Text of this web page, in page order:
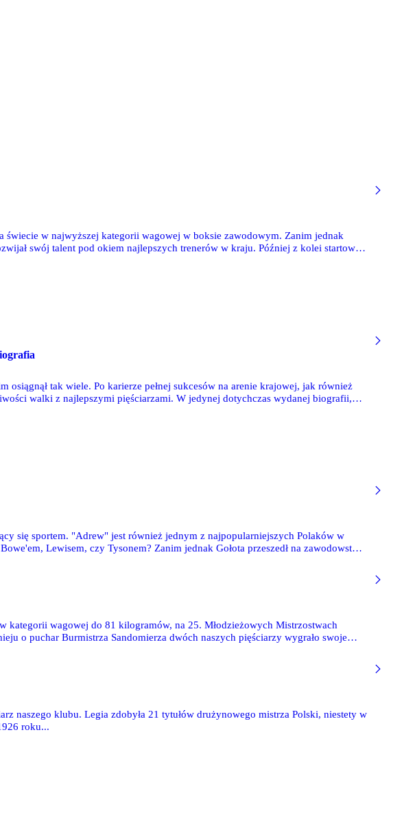
świecie w najwyższej kategorii wagowej w boksie zawodowym. Zanim jednak
swój talent pod okiem najlepszych trenerów w kraju. Później z kolei startował
tak wiele. Po karierze pełnej sukcesów na arenie krajowej, jak również
walki z najlepszymi pięściarzami. W jedynej dotychczas wydanej biografii,
się sportem. "Adrew" jest również jednym z najpopularniejszych Polaków w
Lewisem, czy Tysonem? Zanim jednak Gołota przeszedł na zawodowstwo
kategorii wagowej do 81 kilogramów, na 25. Młodzieżowych Mistrzostwach
o puchar Burmistrza Sandomierza dwóch naszych pięściarzy wygrało swoje
naszego klubu. Legia zdobyła 21 tytułów drużynowego mistrza Polski, niestety w
roku...